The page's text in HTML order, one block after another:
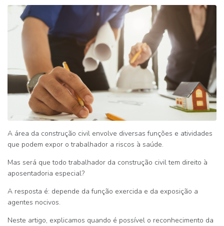
A área da construção civil envolve diversas funções e atividades
que podem expor o trabalhador a riscos à saúde.
Mas será que todo trabalhador da construção civil tem direito à
aposentadoria especial?
A resposta é: depende da função exercida e da exposição a
agentes nocivos.
Neste artigo, explicamos quando é possível o reconhecimento da